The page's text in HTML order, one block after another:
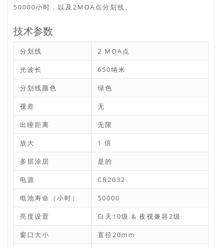
50000小时，以及2MOA点分划线。
技术参数
分划线 2 MOA点
光波长 650纳米
分划线颜色 绿色
视差 无
出瞳距离 无限
放大 1 倍
多层涂层 是的
电源 CR2032
电池寿命（小时） 50000
亮度设置 白天10级 & 夜视兼容2级
窗口大小 直径20mm